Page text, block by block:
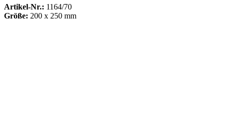
Artikel-Nr.: 1164/70
Größe: 200 x 250 mm